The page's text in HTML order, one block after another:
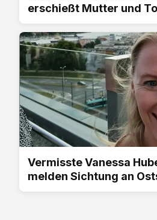
erschießt Mutter und
Vermisste Vanessa
melden Sichtung an